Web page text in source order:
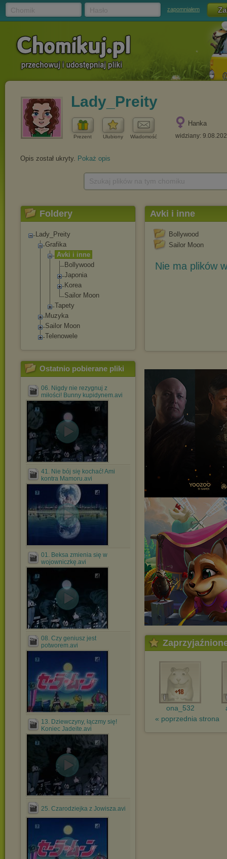
zapomniałem
Lady_Preity
Prezent Ulubiony Wiadomość
Hanka
widziany:
Opis został ukryty. Pokaż opis
Foldery
Lady_Preity
Grafika
Avki i inne
Bollywood
Japonia
Korea
Sailor Moon
Tapety
Muzyka
Sailor Moon
Telenowele
Ostatnio pobierane pliki
06. Nigdy nie rezygnuj z
miłości! Bunny kupidynem.avi
41. Nie bój się kochać! Ami
kontra Mamoru.avi
01. Beksa zmienia się w
wojowniczkę.avi
08. Czy geniusz jest
potworem.avi
.
13. Dziewczyny, łączmy się!
Koniec Jadeite.avi
25. Czarodziejka z Jowisza.avi
Avki i inne
Bollywood
Sailor Moon
Nie ma plików
ona_532
« poprzednia strona